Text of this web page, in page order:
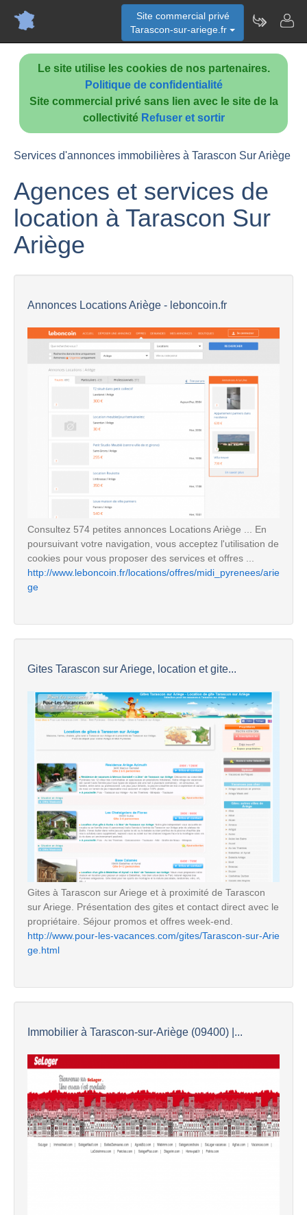
Le site utilise les cookies de nos partenaires.
Politique de confidentialité
Site commercial privé sans lien avec le site de la
collectivité Refuser et sortir
Site commercial privé
Tarascon-sur-ariege.fr
Services d'annonces immobilières à Tarascon Sur Ariège
Agences et services de
location à Tarascon Sur
Ariège
Annonces Locations Ariège - leboncoin.fr
Consultez 574 petites annonces Locations Ariège ... En
poursuivant votre navigation, vous acceptez l'utilisation de
cookies pour vous proposer des services et offres ...
http://www.leboncoin.fr/locations/offres/midi_pyrenees/arie
ge
Gites Tarascon sur Ariege, location et gite...
Gites à Tarascon sur Ariege et à proximité de Tarascon
sur Ariege. Présentation des gites et contact direct avec le
propriétaire. Séjour promos et offres week-end.
http://www.pour-les-vacances.com/gites/Tarascon-sur-Arie
ge.html
Immobilier à Tarascon-sur-Ariège (09400) |...